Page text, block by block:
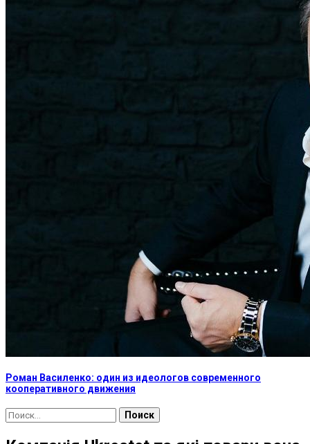
Роман Василенко: один из идеологов современного
кооперативного движения
Найти: